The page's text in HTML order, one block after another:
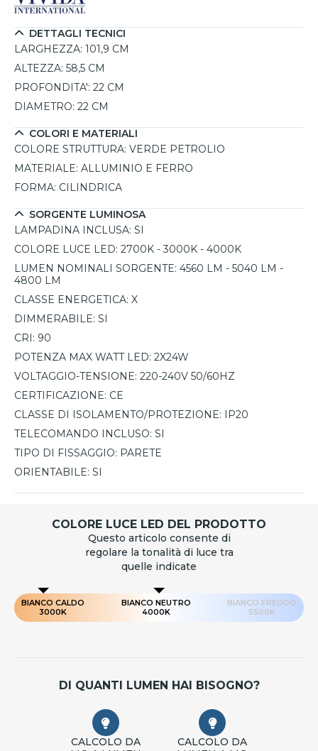
tramite presa corrente, offre grande versatilità d'uso.
DETTAGLI TECNICI
LARGHEZZA: 101,9 CM
ALTEZZA: 58,5 CM
PROFONDITA': 22 CM
DIAMETRO: 22 CM
COLORI E MATERIALI
COLORE STRUTTURA: VERDE PETROLIO
MATERIALE: ALLUMINIO E FERRO
FORMA: CILINDRICA
SORGENTE LUMINOSA
LAMPADINA INCLUSA: SI
COLORE LUCE LED: 2700K - 3000K - 4000K
LUMEN NOMINALI SORGENTE: 4560 LM - 5040 LM -
4800 LM
CLASSE ENERGETICA: X
DIMMERABILE: SI
CRI: 90
POTENZA MAX WATT LED: 2X24W
VOLTAGGIO-TENSIONE: 220-240V 50/60HZ
CERTIFICAZIONE: CE
CLASSE DI ISOLAMENTO/PROTEZIONE:
IP20
TELECOMANDO INCLUSO: SI
TIPO DI FISSAGGIO: PARETE
ORIENTABILE: SI
COLORE LUCE LED DEL PRODOTTO
Questo articolo consente di
regolare la tonalità di luce tra
quelle indicate
BIANCO CALDO
3000K
BIANCO NEUTRO
4000K
BIANCO FREDDO
5500K
DI QUANTI LUMEN HAI BISOGNO?
CALCOLO DA
CALCOLO DA